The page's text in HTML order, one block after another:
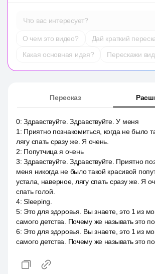
Что вас интересует?
О чем это видео?
Дай краткий
Какая основная идея?
Перескажи
Пересказ
0:Здравствуйте. Здравствуйте. У меня
1 : Приятно познакомиться, когда не было
лягу спать сразу же. Я очень.
2: Попутчица я очень
3:Здравствуйте. Здравствуйте. Приятно
меня никогда не было такой красивой
устала, наверное, лягу спать сразу же. Я
спать голой.
4:Sleeping.
5: Это для здоровья. Вы знаете, это 1 из
самого детства. Почему же называть это
6: Это для здоровья. Вы знаете, это 1 из
самого детства. Почему же называть это